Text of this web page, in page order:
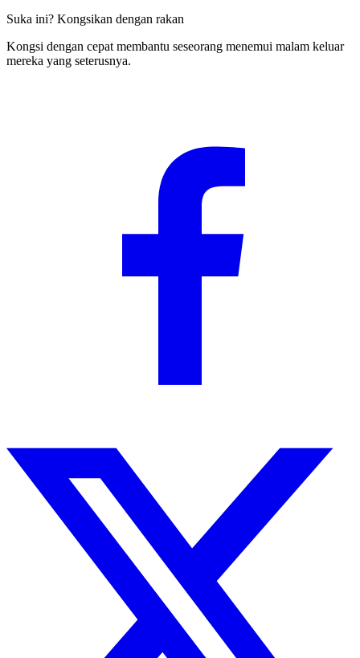
Suka ini? Kongsikan dengan rakan
Kongsi dengan cepat membantu seseorang menemui malam keluar
mereka yang seterusnya.